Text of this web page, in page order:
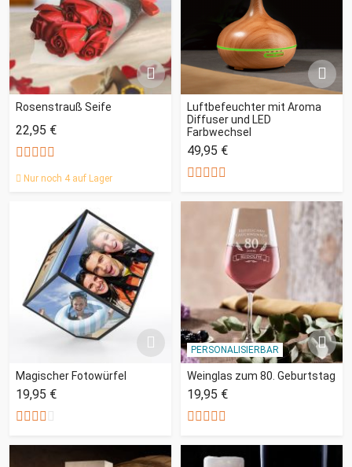
Rosenstrauß Seife
22,95 €
Nur noch 4 auf Lager
Luftbefeuchter mit Aroma
Diffuser und LED
Farbwechsel
49,95 €
Magischer Fotowürfel
19,95 €
PERSONALISIERBAR
Weinglas zum 80. Geburtstag
19,95 €